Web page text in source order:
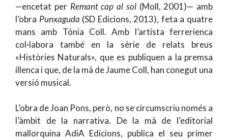
—encetat per Remant cap al sol(Moll, 2001)— amb
l’obra Punxaguda (SD Edicions, 2013), feta a quatre
mans amb Tónia Coll. Amb l’artista ferrerienca
col·labora també en la sèrie de relats breus
«Històries Naturals», que es publiquen a la premsa
illenca i que, de la mà de Jaume Coll, han conegut una
versió musical.
L’obra de Joan Pons, però, no se circumscriu només a
l’àmbit de la narrativa. De la mà de l’editorial
mallorquina AdiA Edicions, publica el seu primer